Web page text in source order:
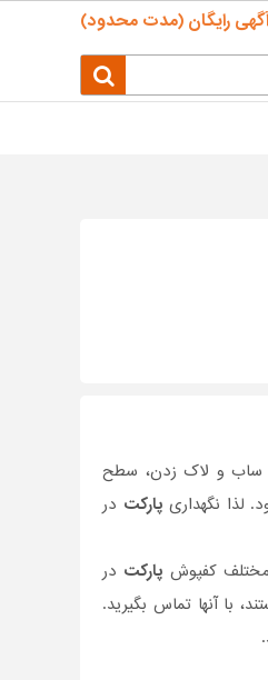
رایگان (مدت محدود)
ساب و لاک زدن، سطح
لذا نگهداری پارکت در
مختلف کفپوش پارکت در
با آنها تماس بگیرید.